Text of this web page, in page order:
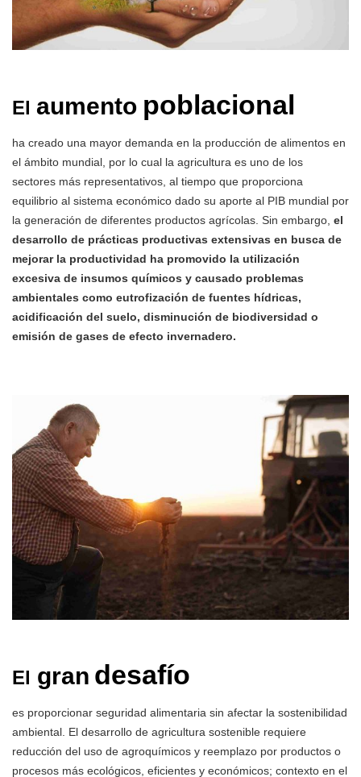
El aumento poblacional
ha creado una mayor demanda en la producción de alimentos en
el ámbito mundial, por lo cual la agricultura es uno de los
sectores más representativos, al tiempo que proporciona
equilibrio al sistema económico dado su aporte al PIB mundial por
la generación de diferentes productos agrícolas. Sin embargo, el
desarrollo de prácticas productivas extensivas en busca de
mejorar la productividad ha promovido la utilización
excesiva de insumos químicos y causado problemas
ambientales como eutrofización de fuentes hídricas,
acidificación del suelo, disminución de biodiversidad o
emisión de gases de efecto invernadero.
El gran desafío
es proporcionar seguridad alimentaria sin afectar la sostenibilidad
ambiental. El desarrollo de agricultura sostenible requiere
reducción del uso de agroquímicos y reemplazo por productos o
procesos más ecológicos, eficientes y económicos; contexto en el